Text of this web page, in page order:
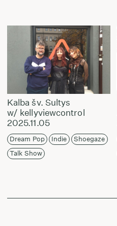
Kalba šv. Sultys
w/ kellyviewcontrol
2025.11.05
Dream Pop Indie
Shoegaze
Talk Show